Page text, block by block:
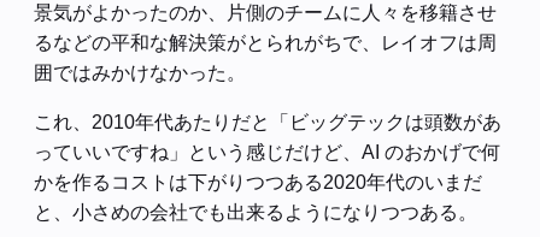
景気がよかったのか、片側のチームに人々を移籍させ
るなどの平和な解決策がとられがちで、レイオフは周
囲ではみかけなかった。
これ、2010年代あたりだと「ビッグテックは頭数があ
っていいですね」という感じだけど、AI のおかげで何
かを作るコストは下がりつつある2020年代のいまだ
と、小さめの会社でも出来るようになりつつある。